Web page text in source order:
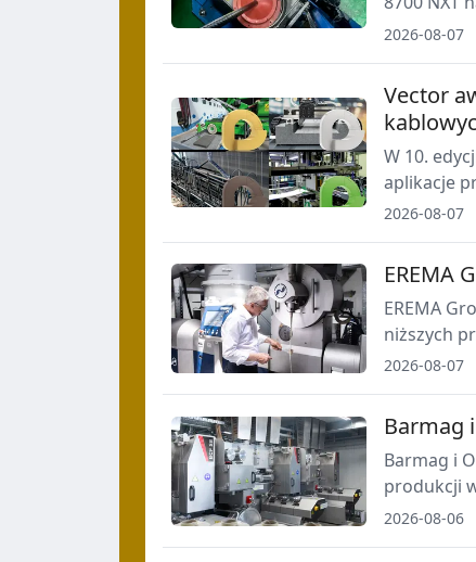
2026-08-07
Vector
W 10.
aplikacje
zasilania
2026-08-07
EREMA
EREMA
niższych
rosnący
2026-08-07
Barmag
Barmag i
produkcji
trwałość
2026-08-06